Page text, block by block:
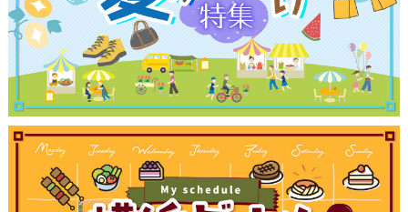
観光ガイド
ランキング
ブログ記事